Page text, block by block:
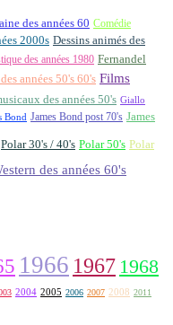
des années 60 Comédie
2000s Dessins animés des
des années 1980 Fernandel
années 50's 60's Films
des années 50's Giallo
Bond James Bond post 70's James
Polar 30's / 40's Polar 50's Polar
des années 60's
1966 1967 1968
2004 2005 2006 2007 2008 2011